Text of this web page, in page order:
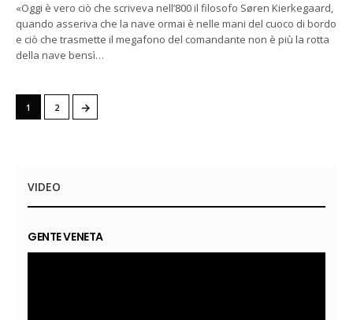
«Oggi è vero ciò che scriveva nell’800 il filosofo Søren Kierkegaard,
quando asseriva che la nave ormai è nelle mani del cuoco di bordo
e ciò che trasmette il megafono del comandante non è più la rotta
della nave bensì…
1 2 →
VIDEO
GENTE VENETA